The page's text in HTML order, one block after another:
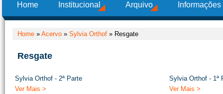
Home Institucional Arquivo
Home » Acervo » Sylvia Orthof » Resgate
Resgate
Sylvia Orthof - 2ª Parte
Ver Mais >
Sylvia Orthof - 1ª
Ver Mais >